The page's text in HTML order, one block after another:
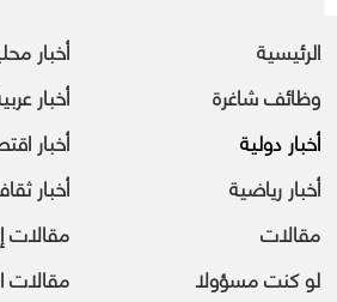
الرئيسية
أخبار
وظائف شاغرة
أخبار
أخبار دولية
أخبار
أخبار رياضية
أخبار
مقالات
مقالات
لو كنت مسؤولا
مقالات